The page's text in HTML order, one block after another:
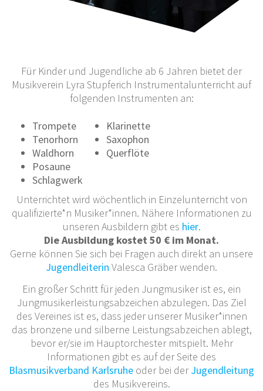
Für Kinder und Jugendliche ab 6 Jahren bietet der
Musikverein Lyra Stupferich Instrumentalunterricht auf
folgenden Instrumenten an:
Trompete
Tenorhorn
Waldhorn
Posaune
Schlagwerk
Klarinette
Saxophon
Querflöte
Unterrichtet wird wöchentlich in Einzelunterricht von
qualifizierte*n Musiker*innen. Nähere Informationen zu
unseren Ausbildern gibt es hier.
Die Ausbildung kostet 50 € im Monat.
Gerne können Sie sich bei Fragen auch direkt an unsere
Jugendleiterin Valesca Gräber wenden.
Ein großer Schritt für jeden Jungmusiker ist es, ein
Jungmusikerleistungsabzeichen abzulegen. Das Ziel
des Vereines ist es, dass jeder unserer Musiker*innen
das bronzene und silberne Leistungsabzeichen ablegt,
bevor er/sie im Hauptorchester mitspielt. Mehr
Informationen gibt es auf der Seite des
Blasmusikverband Karlsruhe oder bei derJugendleitung
des Musikvereins.